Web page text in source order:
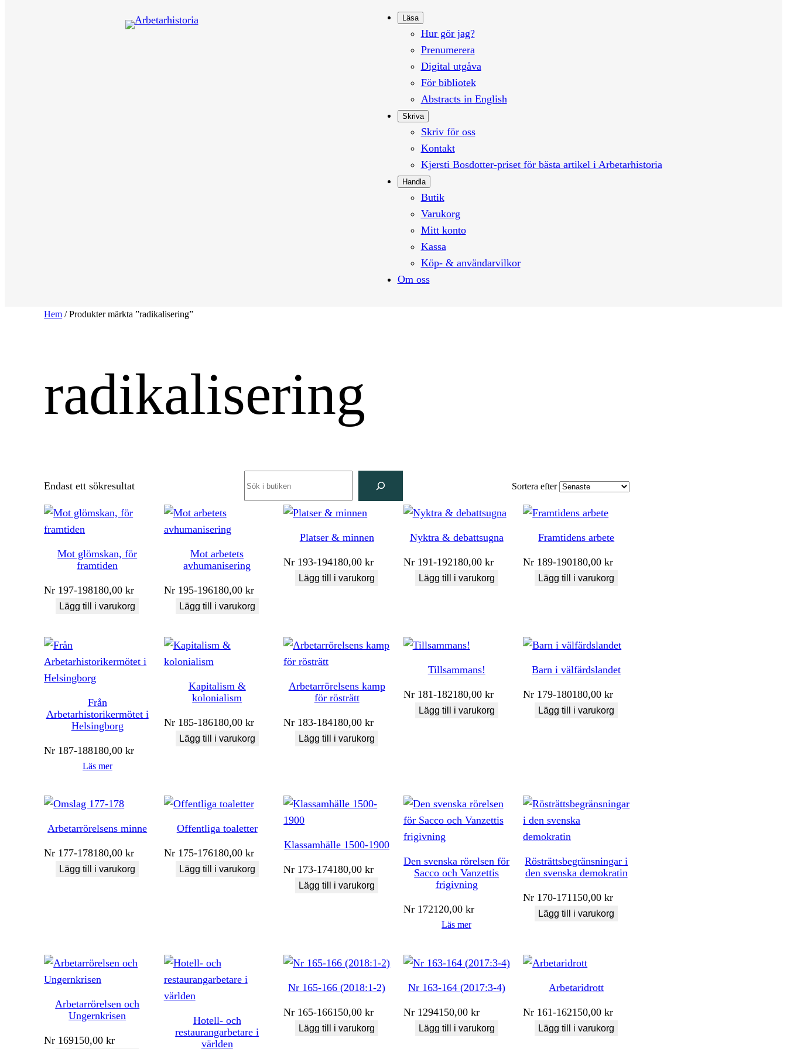
Läsa
Hur gör jag?
Prenumerera
Digital utgåva
För bibliotek
Abstracts in English
Skriva
Skriv för oss
Kontakt
Kjersti Bosdotter-priset för bästa artikel i Arbetarhistoria
Handla
Butik
Varukorg
Mitt konto
Kassa
Köp- & användarvilkor
Om oss
Hem / Produkter märkta ”radikalisering”
radikalisering
Endast ett sökresultat Sortera efter
Mot glömskan, för
framtiden
Nr 197-198180,00kr
Lägg till i varukorg
Mot arbetets
avhumanisering
Nr 195-196180,00 kr
Lägg till i varukorg
Platser & minnen
Nr 193-194180,00kr
Lägg till i varukorg
Nyktra & debattsugna
Nr 191-192180,00 kr
Lägg till i varukorg
Framtidens arbete
Nr 189-190180,00kr
Lägg till i varukorg
Från
Arbetarhistorikermötet i
Helsingborg
Nr 187-188180,00kr
Läs mer
Kapitalism &
kolonialism
Nr 185-186180,00 kr
Lägg till i varukorg
Arbetarrörelsens kamp
för rösträtt
Nr 183-184180,00kr
Lägg till i varukorg
Tillsammans!
Nr 181-182180,00 kr
Lägg till i varukorg
Barn i välfärdslandet
Nr 179-180180,00kr
Lägg till i varukorg
Arbetarrörelsens minne
Nr 177-178180,00kr
Lägg till i varukorg
Offentliga toaletter
Nr 175-176180,00 kr
Lägg till i varukorg
Klassamhälle 1500-1900
Nr 173-174180,00kr
Lägg till i varukorg
Den svenska rörelsen för
Sacco och Vanzettis
frigivning
Nr 172120,00 kr
Läs mer
Rösträttsbegränsningar i
den svenska demokratin
Nr 170-171150,00kr
Lägg till i varukorg
Arbetarrörelsen och
Ungernkrisen
Nr 169150,00kr
Hotell- och
restaurangarbetare i
världen
Nr 165-166 (2018:1-2)
Nr 165-166150,00kr
Lägg till i varukorg
Nr 163-164 (2017:3-4)
Nr 1294150,00 kr
Lägg till i varukorg
Arbetaridrott
Nr 161-162150,00kr
Lägg till i varukorg